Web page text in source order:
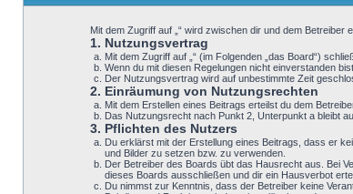
Mit dem Zugriff auf „“ wird zwischen dir und dem Betreiber
1. Nutzungsvertrag
Mit dem Zugriff auf „“ (im Folgenden „das Board“)
Wenn du mit diesen Regelungen nicht einverstanden
Der Nutzungsvertrag wird auf unbestimmte Zeit
2. Einräumung von Nutzungsrechten
Mit dem Erstellen eines Beitrags erteilst du dem
Das Nutzungsrecht nach Punkt 2, Unterpunkt a bleibt
3. Pflichten des Nutzers
Du erklärst mit der Erstellung eines Beitrags, dass er
und Bilder zu setzen bzw. zu verwenden.
Der Betreiber des Boards übt das Hausrecht aus. Bei
dieses Boards ausschließen und dir ein Hausverbot
Du nimmst zur Kenntnis, dass der Betreiber keine